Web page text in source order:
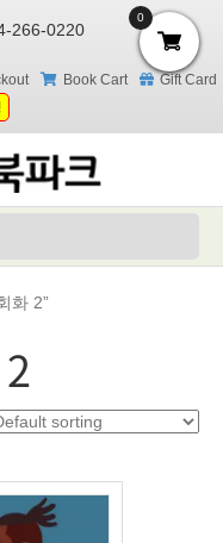
266-0220
Book Cart
Gift Card
화 2”
0